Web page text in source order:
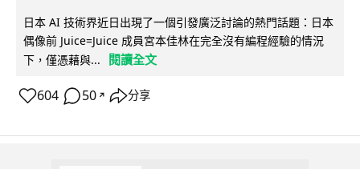
日本 AI 技術界近日出現了一個引發廣泛討論的熱門話題：日本
偶像前 Juice=Juice 成員宮本佳林在完全沒有編程經驗的情況
下，僅憑藉與...
閱讀全文
604 50 ↗ 分享